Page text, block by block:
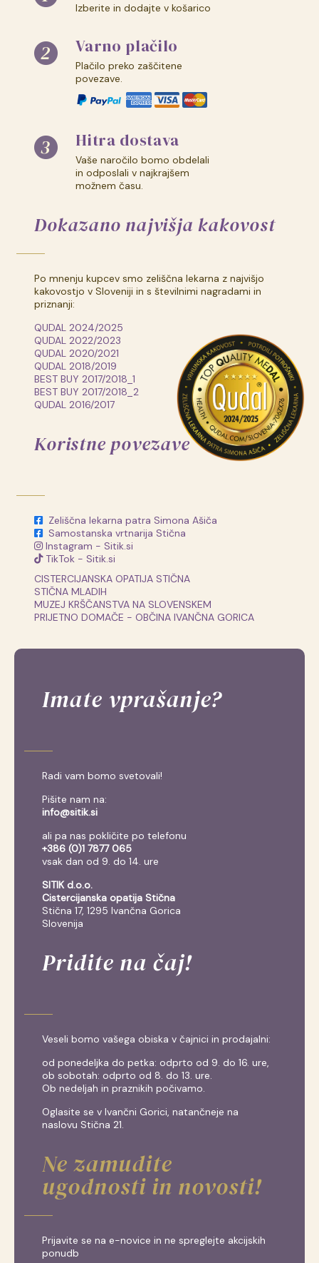
Izberite in dodajte v košarico
Varno plačilo
Plačilo preko zaščitene
povezave.
Hitra dostava
Vaše naročilo bomo obdelali
in odposlali v najkrajšem
možnem času.
Dokazano najvišja kakovost
Po mnenju kupcev smo zeliščna lekarna z najvišjo
kakovostjo v Sloveniji in s številnimi nagradami in
priznanji:
QUDAL 2024/2025
QUDAL 2022/2023
QUDAL 2020/2021
QUDAL 2018/2019
BEST BUY 2017/2018_1
BEST BUY 2017/2018_2
QUDAL 2016/2017
Koristne povezave
Zeliščna lekarna patra Simona Ašiča
Samostanska vrtnarija Stična
Instagram - Sitik.si
TikTok - Sitik.si
CISTERCIJANSKA OPATIJA STIČNA
STIČNA MLADIH
MUZEJ KRŠČANSTVA NA SLOVENSKEM
PRIJETNO DOMAČE - OBČINA IVANČNA GORICA
Imate vprašanje?
Radi vam bomo svetovali!
Pišite nam na:
info@sitik.si
ali pa nas pokličite po telefonu
+386 (0)1 7877 065
vsak dan od 9. do 14. ure
SITIK d.o.o.
Cistercijanska opatija Stična
Stična 17, 1295 Ivančna Gorica
Slovenija
Pridite na čaj!
Veseli bomo vašega obiska v čajnici in prodajalni:
od ponedeljka do petka: odprto od 9. do 16. ure,
ob sobotah: odprto od 8. do 13. ure.
Ob nedeljah in praznikih počivamo.
Oglasite se v Ivančni Gorici, natančneje na
naslovu Stična 21.
Ne zamudite
ugodnosti in novosti!
Prijavite se na e-novice in ne spreglejte akcijskih
ponudb